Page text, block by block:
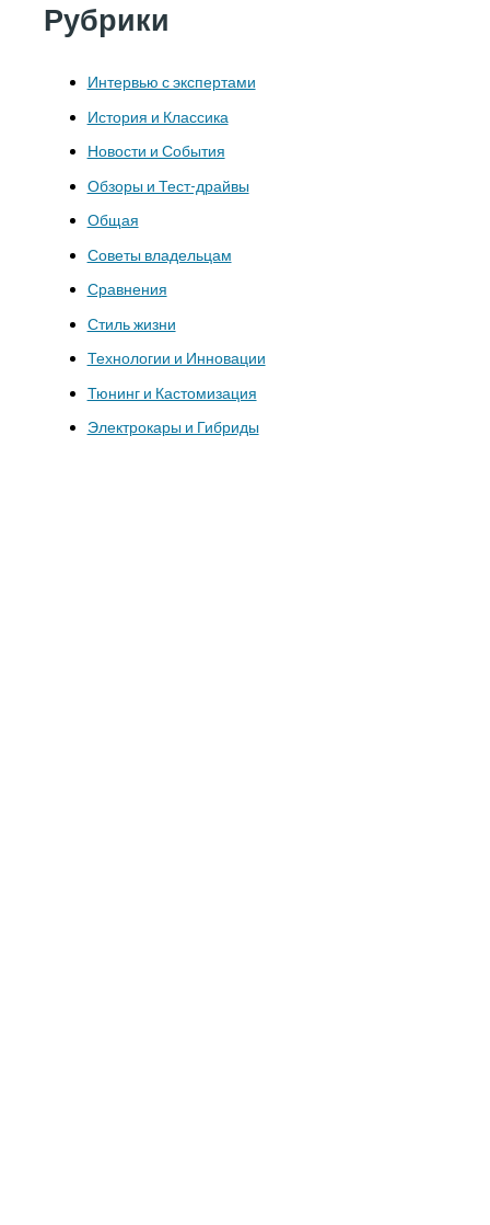
Рубрики
Интервью с экспертами
История и Классика
Новости и События
Обзоры и Тест-драйвы
Общая
Советы владельцам
Сравнения
Стиль жизни
Технологии и Инновации
Тюнинг и Кастомизация
Электрокары и Гибриды